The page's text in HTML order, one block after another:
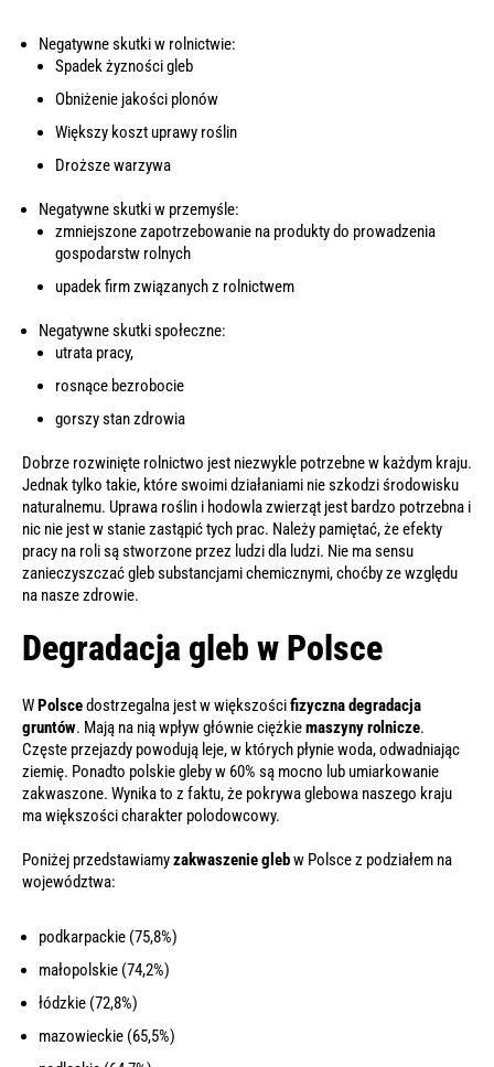
Negatywne skutki w rolnictwie:
Spadek żyzności gleb
Obniżenie jakości plonów
Większy koszt uprawy roślin
Droższe warzywa
Negatywne skutki w przemyśle:
zmniejszone zapotrzebowanie na produkty do prowadzenia
gospodarstw rolnych
upadek firm związanych z rolnictwem
Negatywne skutki społeczne:
utrata pracy,
rosnące bezrobocie
gorszy stan zdrowia
Dobrze rozwinięte rolnictwo jest niezwykle potrzebne w każdym kraju.
Jednak tylko takie, które swoimi działaniami nie szkodzi środowisku
naturalnemu. Uprawa roślin i hodowla zwierząt jest bardzo potrzebna i
nic nie jest w stanie zastąpić tych prac. Należy pamiętać, że efekty
pracy na roli są stworzone przez ludzi dla ludzi. Nie ma sensu
zanieczyszczać gleb substancjami chemicznymi, choćby ze względu
na nasze zdrowie.
Degradacja gleb w Polsce
WPolscedostrzegalna jest w większościfizyczna degradacja
gruntów. Mają na nią wpływ głównie ciężkiemaszyny rolnicze.
Częste przejazdy powodują leje, w których płynie woda, odwadniając
ziemię. Ponadto polskie gleby w 60% są mocno lub umiarkowanie
zakwaszone. Wynika to z faktu, że pokrywa glebowa naszego kraju
ma większości charakter polodowcowy.
Poniżej przedstawiamyzakwaszenie glebw Polsce z podziałem na
województwa:
podkarpackie (75,8%)
małopolskie (74,2%)
łódzkie (72,8%)
mazowieckie (65,5%)